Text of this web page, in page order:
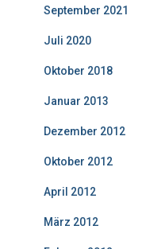
September 2021
Juli 2020
Oktober 2018
Januar 2013
Dezember 2012
Oktober 2012
April 2012
März 2012